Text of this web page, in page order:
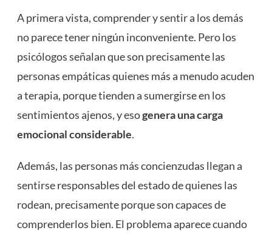
A primera vista, comprender y sentir a los demás
no parece tener ningún inconveniente. Pero los
psicólogos señalan que son precisamente las
personas empáticas quienes más a menudo acuden
a terapia, porque tienden a sumergirse en los
sentimientos ajenos, y esogenera una carga
emocional considerable.
Además, las personas más concienzudas llegan a
sentirse responsables del estado de quienes las
rodean, precisamente porque son capaces de
comprenderlos bien. El problema aparece cuando